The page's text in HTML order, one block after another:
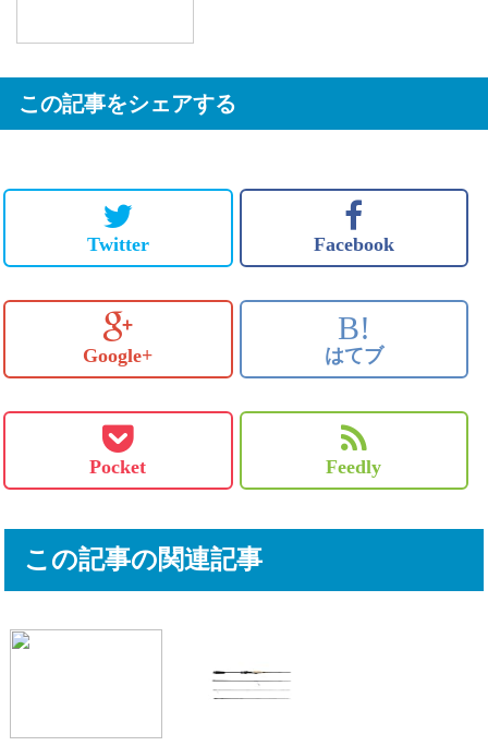
この記事をシェアする
Twitter Facebook
Google+
B!
はてブ
Pocket Feedly
この記事の関連記事